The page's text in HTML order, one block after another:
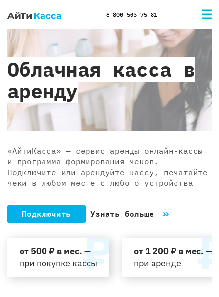
8 800 505 75 81
Облачная касса в
аренду
«АйтиКасса» — сервис аренды онлайн-кассы
и программа формирования чеков.
Подключите или арендуйте кассу, печатайте
чеки в любом месте с любого устройства
Подключить Узнать больше
от 500 ₽ в мес. —
при покупке кассы
от 1 200 ₽ в мес. —
при аренде